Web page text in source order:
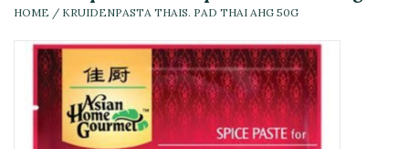
Alle Producten
Maaltijden & Hapjes
HOME / KRUIDENPASTA THAIS. PAD THAI AHG 50G